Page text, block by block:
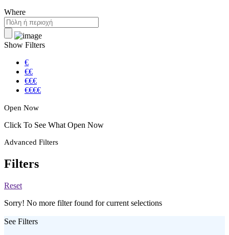
Where
Show Filters
€
€€
€€€
€€€€
Open Now
Click To See What Open Now
Advanced Filters
Filters
Reset
Sorry! No more filter found for current selections
See Filters